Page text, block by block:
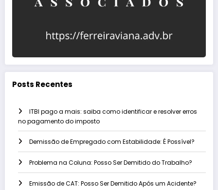
Posts Recentes
ITBI pago a mais: saiba como identificar e resolver erros
no pagamento do imposto
Demissão de Empregado com Estabilidade: É Possível?
Problema na Coluna: Posso Ser Demitido do Trabalho?
Emissão de CAT: Posso Ser Demitido Após um Acidente?